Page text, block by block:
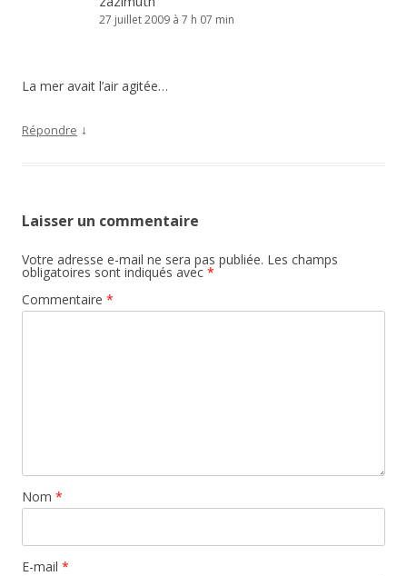
27 juillet 2009 à 7 h 07 min
La mer avait l’air agitée…
Répondre ↓
Laisser un commentaire
Votre adresse e-mail ne sera pas publiée. Les champs
obligatoires sont indiqués avec *
Commentaire *
Nom *
E-mail *